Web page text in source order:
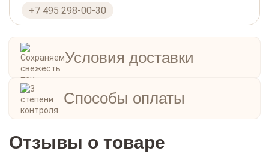
+7 495 298-00-30
Условия доставки
Способы оплаты
Отзывы о товаре